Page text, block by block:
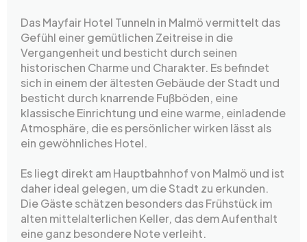
Das Mayfair Hotel Tunneln in Malmö vermittelt das
Gefühl einer gemütlichen Zeitreise in die
Vergangenheit und besticht durch seinen
historischen Charme und Charakter. Es befindet
sich in einem der ältesten Gebäude der Stadt und
besticht durch knarrende Fußböden, eine
klassische Einrichtung und eine warme, einladende
Atmosphäre, die es persönlicher wirken lässt als
ein gewöhnliches Hotel.
Es liegt direkt am Hauptbahnhof von Malmö und ist
daher ideal gelegen, um die Stadt zu erkunden.
Die Gäste schätzen besonders das Frühstück im
alten mittelalterlichen Keller, das dem Aufenthalt
eine ganz besondere Note verleiht.